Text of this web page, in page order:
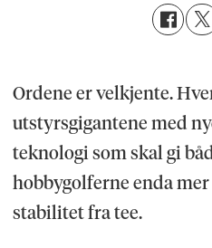
Ordene er velkjente.
utstyrsgigantene med
teknologi som skal gi
hobbygolferne enda
stabilitet fra tee.